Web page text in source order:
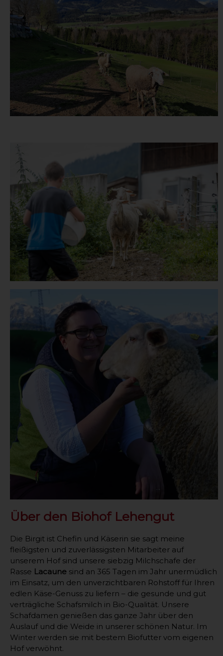
Über den Biohof Lehengut
Die Birgit ist Chefin und Käserin sie sagt meine
fleißigsten und zuverlässigsten Mitarbeiter auf
unserem Hof sind unsere siebzig Milchschafe der
Rasse Lacaune sind an 365 Tagen im Jahr unermüdlich
im Einsatz, um den unverzichtbaren Rohstoff für Ihren
edlen Käse-Genuss zu liefern – die gesunde und gut
verträgliche Schafsmilch in Bio-Qualität. Unsere
Schafdamen genießen das ganze Jahr über den
Auslauf und die Weide in unserer schönen Natur. Im
Winter werden sie mit bestem Biofutter vom eigenen
Hof verwöhnt.